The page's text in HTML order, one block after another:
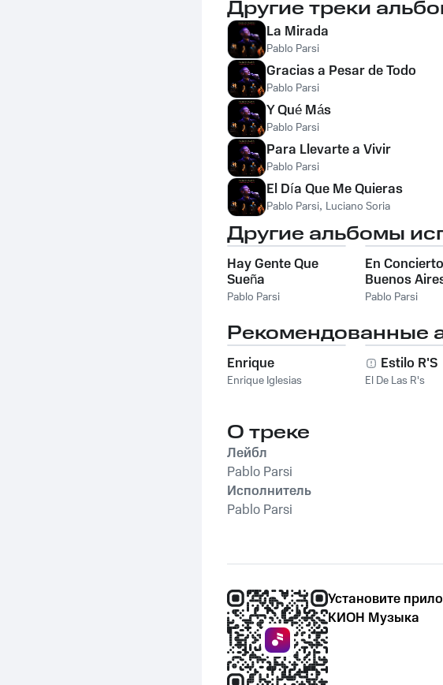
Другие треки
La Mirada
Pablo Parsi
Gracias a Pesar de Todo
Pablo Parsi
Y Qué Más
Pablo Parsi
Para Llevarte a Vivir
Pablo Parsi
El Día Que Me Quieras
Pablo Parsi, Luciano Soria
Другие альбомы
Hay Gente Que
Sueña
Pablo Parsi
En Concierto
Buenos
(Vivo)
Pablo Parsi
Рекомендованные
Enrique
Enrique Iglesias
Estilo R'S
El De Las R's
О треке
Лейбл
Pablo Parsi
Исполнитель
Pablo Parsi
Установите
КИОН Музыка